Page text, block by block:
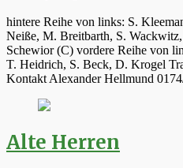
hintere Reihe von links: S.
Neiße, M. Breitbarth, S.
Schewior (C) vordere Reihe von
T. Heidrich, S. Beck, D. Krogel
Kontakt Alexander Hellmund
Alte Herren